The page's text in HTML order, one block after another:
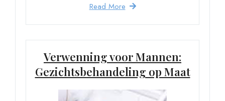
Read More
Verwenning voor Mannen:
Gezichtsbehandeling op Maat